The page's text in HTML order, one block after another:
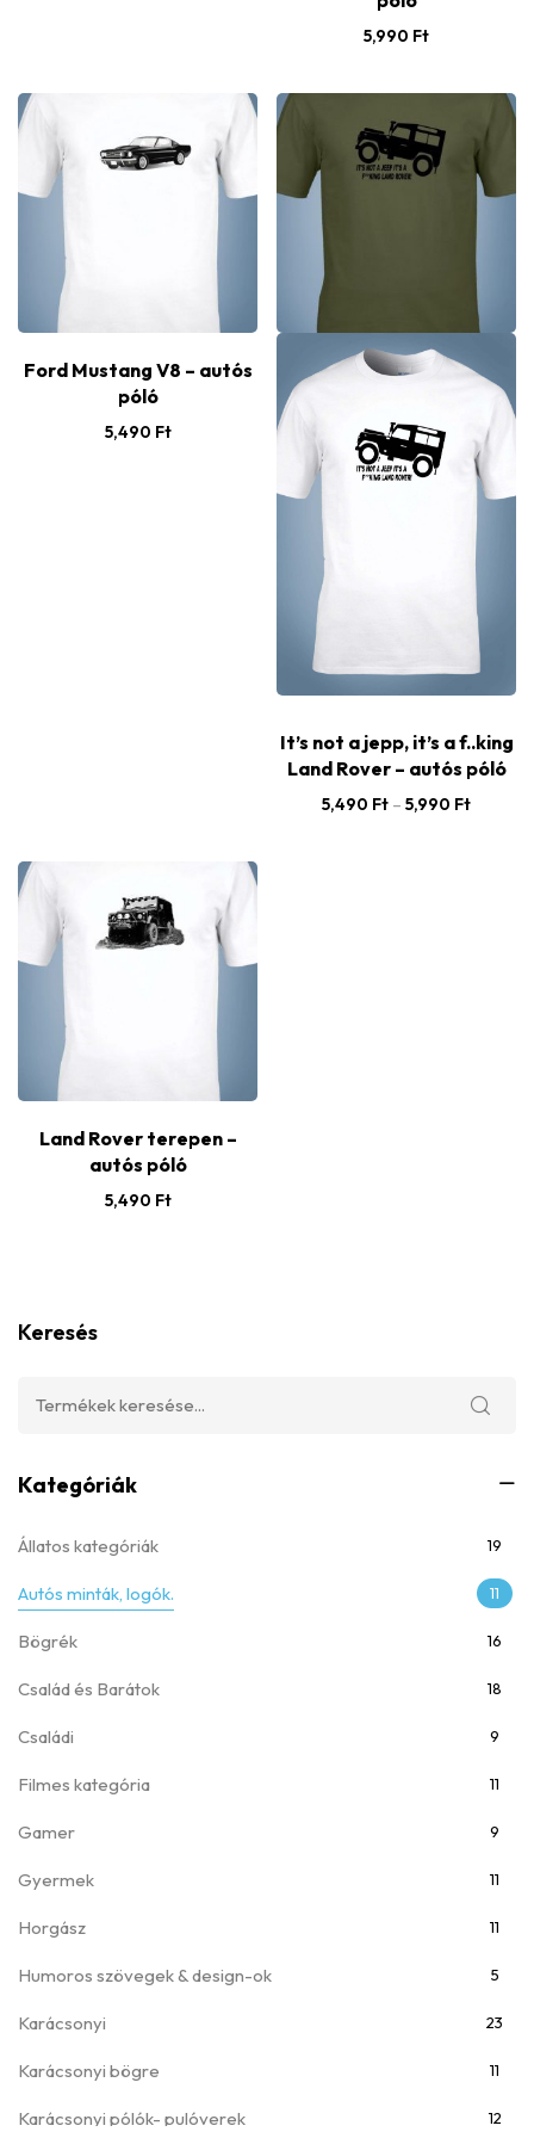
5,990 Ft
Ford Mustang V8 – autós
póló
5,490 Ft
It’s not a jepp, it’s a f..king
Land Rover – autós póló
5,490 Ft – 5,990 Ft
Land Rover terepen –
autós póló
5,490 Ft
Keresés
Kategóriák
Állatos kategóriák 19
Autós minták, logók. 11
Bögrék 16
Család és Barátok 18
Családi 9
Filmes kategória 11
Gamer 9
Gyermek 11
Horgász 11
Humoros szövegek & design-ok 5
Karácsonyi 23
Karácsonyi bögre 11
Karácsonyi pólók- pulóverek 12